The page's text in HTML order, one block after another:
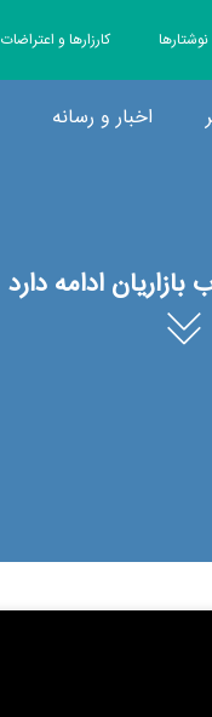
نوشتارها کارزارها و اعتراضات
اخبار و رسانه
ادامه دارد